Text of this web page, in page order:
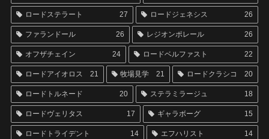
ロードステラート 27 ロードジェネシス 26
ファランドール 26 レジオンポレール 26
オフザチェイン 24 ロードベルファスト 22
ロードアイオロス 21 牧場見学 21 ロードクラシコ 20
ロードトルネード 20 ステラミラージュ 18
ロードヴェリタス 17 ギャラボーグ 15
ロードトライデント 14 エフハリスト 14